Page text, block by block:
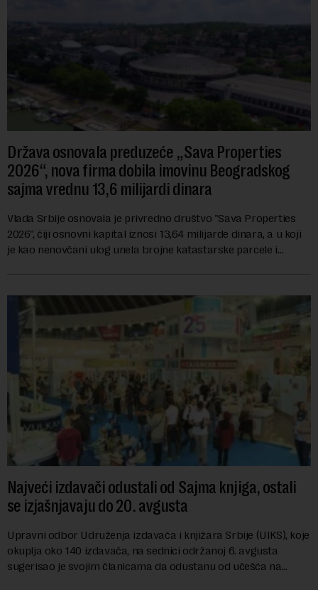
Država osnovala preduzeće „Sava Properties
2026“, nova firma dobila imovinu Beogradskog
sajma vrednu 13,6 milijardi dinara
Vlada Srbije osnovala je privredno društvo "Sava Properties
2026", čiji osnovni kapital iznosi 13,64 milijarde dinara, a u koji
je kao nenovčani ulog unela brojne katastarske parcele i
Najveći izdavači odustali od Sajma knjiga, ostali
se izjašnjavaju do 20. avgusta
Upravni odbor Udruženja izdavača i knjižara Srbije (UIKS), koje
okuplja oko 140 izdavača, na sednici održanoj 6. avgusta
sugerisao je svojim članicama da odustanu od učešća na